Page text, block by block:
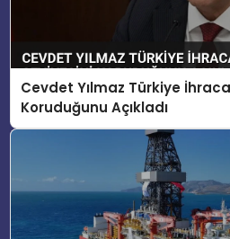
Cevdet Yılmaz Türkiye
Koruduğunu Açıkladı